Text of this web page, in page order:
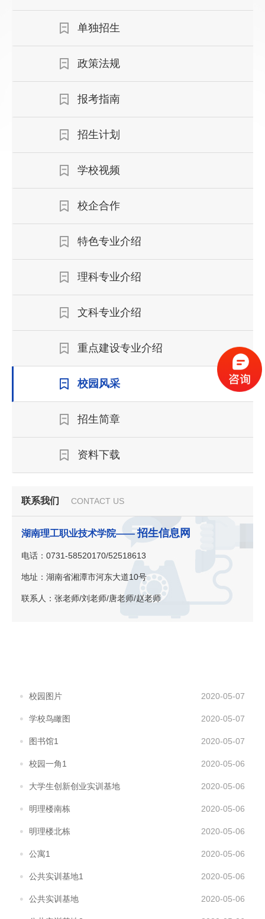
单独招生
政策法规
报考指南
招生计划
学校视频
校企合作
特色专业介绍
理科专业介绍
文科专业介绍
重点建设专业介绍
校园风采
招生简章
资料下载
联系我们 CONTACT US
湖南理工职业技术学院——招生信息网
电话：0731-58520170/52518613
地址：湖南省湘潭市河东大道10号
联系人：张老师/刘老师/唐老师/赵老师
校园图片 2020-05-07
学校鸟瞰图 2020-05-07
图书馆1 2020-05-07
校园一角1 2020-05-06
大学生创新创业实训基地 2020-05-06
明理楼南栋 2020-05-06
明理楼北栋 2020-05-06
公寓1 2020-05-06
公共实训基地1 2020-05-06
公共实训基地 2020-05-06